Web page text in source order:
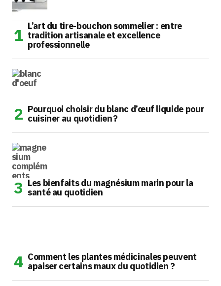
L’art du tire-bouchon sommelier : entre
tradition artisanale et excellence
professionnelle
Pourquoi choisir du blanc d’œuf liquide pour
cuisiner au quotidien ?
Les bienfaits du magnésium marin pour la
santé au quotidien
Comment les plantes médicinales peuvent
apaiser certains maux du quotidien ?